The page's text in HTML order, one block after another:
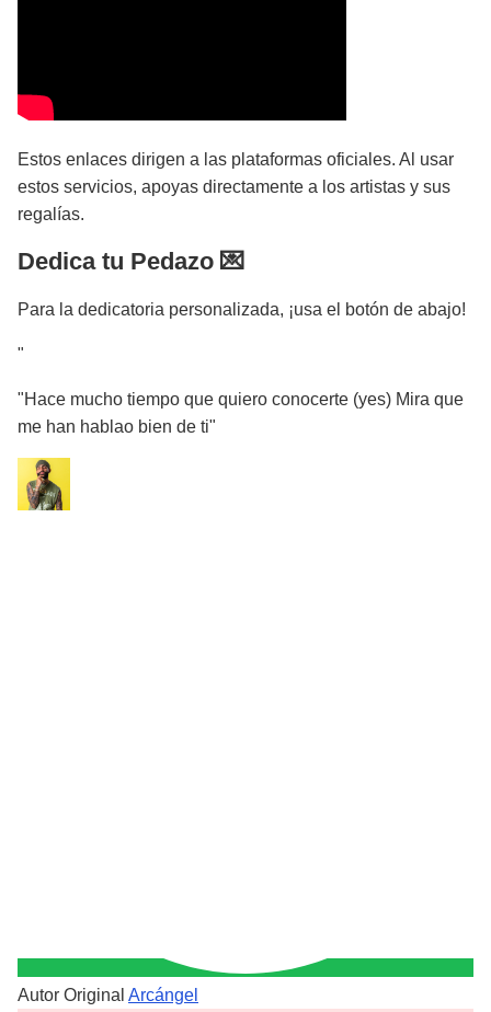
Estos enlaces dirigen a las plataformas oficiales. Al usar
estos servicios, apoyas directamente a los artistas y sus
regalías.
Dedica tu Pedazo 💌
Para la dedicatoria personalizada, ¡usa el botón de abajo!
"
"Hace mucho tiempo que quiero conocerte (yes) Mira que
me han hablao bien de ti"
Autor Original Arcángel